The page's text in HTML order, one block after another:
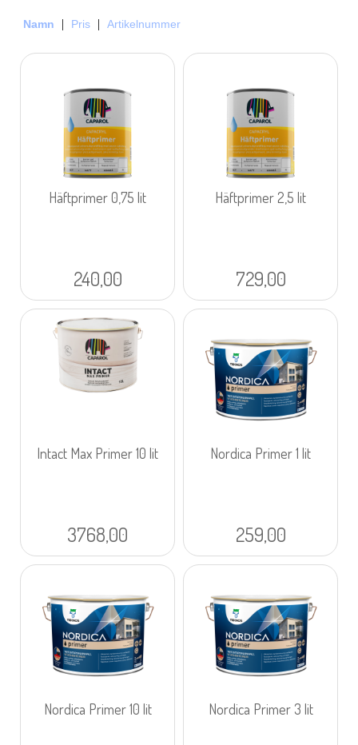
Namn Pris Artikelnummer
Häftprimer 0,75 lit
240,00
Häftprimer 2,5 lit
729,00
Intact Max Primer 10 lit
3768,00
Nordica Primer 1 lit
259,00
Nordica Primer 10 lit Nordica Primer 3 lit